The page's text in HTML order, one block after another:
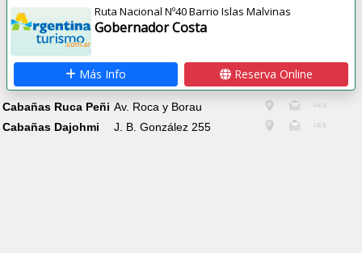
Ruta Nacional Nº40 Barrio Islas Malvinas
Gobernador Costa
Más Info Reserva Online
Cabañas Ruca Peñi Av. Roca y Borau
Cabañas Dajohmi
J. B. González 255